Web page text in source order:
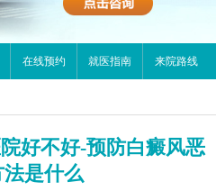
在线预约 就医指南 来院路线
好不好-预防白癜风恶
是什么